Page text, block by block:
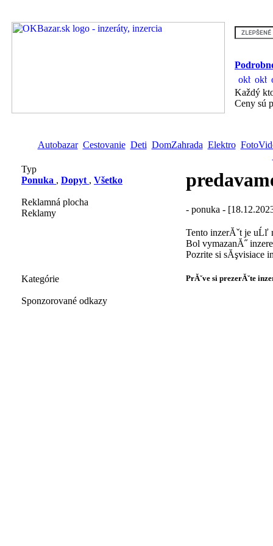
Každý
Ceny sú
Autobazar Cestovanie Deti DomZahrada Elektro
Typ
Ponuka , Dopyt , Všetko
Reklamná plocha
Reklamy
Kategórie
Sponzorované odkazy
- ponuka -
Tento inzerĂˇt je uĹľ
Bol vymazanĂ˝
Pozrite si sĂşvisiace
PrĂˇve si prezerĂˇte